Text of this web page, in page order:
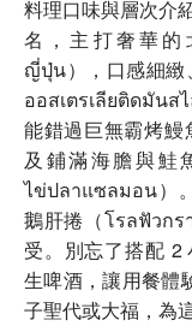
料理口味與層次介
名，主打奢華的
ญี่ปุ่น），口感細緻
ออสเตรเลียติดมันส
能錯過巨無霸烤
及鋪滿海膽與鮭
ไข่ปลาแซลมอน）
鵝肝捲（โรลฟัวก
受。別忘了搭配 2
生啤酒，讓用餐體
子聖代或大福，為